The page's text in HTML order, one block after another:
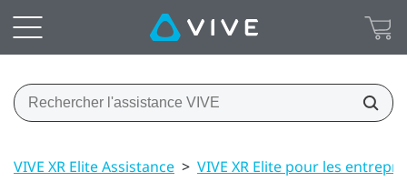
VIVE XR Elite Assistance > VIVE XR Elite pour les